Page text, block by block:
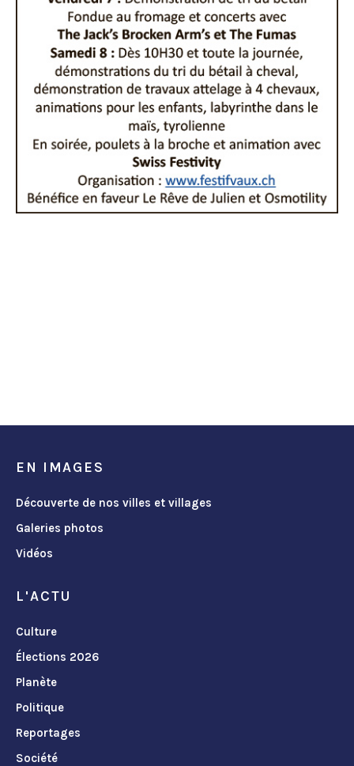
EN IMAGES
Découverte de nos villes et villages
Galeries photos
Vidéos
L'ACTU
Culture
Élections 2026
Planète
Politique
Reportages
Société